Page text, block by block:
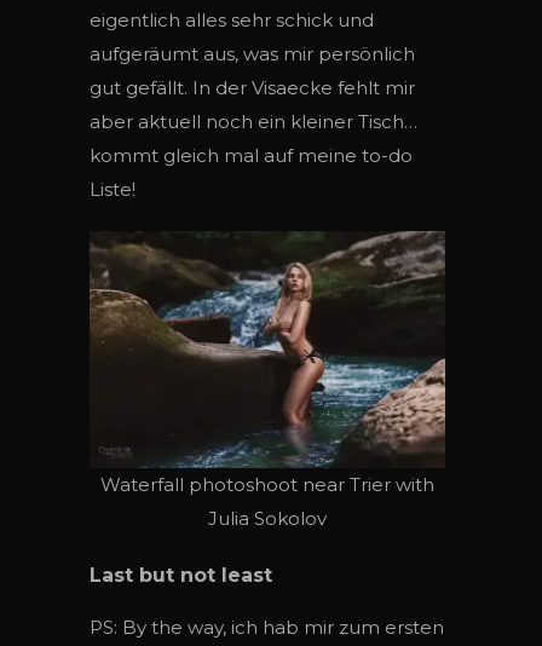
eigentlich alles sehr schick und
aufgeräumt aus, was mir persönlich
gut gefällt. In der Visaecke fehlt mir
aber aktuell noch ein kleiner Tisch…
kommt gleich mal auf meine to-do
Liste!
Waterfall photoshoot near Trier with
Julia Sokolov
Last but not least
PS: By the way, ich hab mir zum ersten